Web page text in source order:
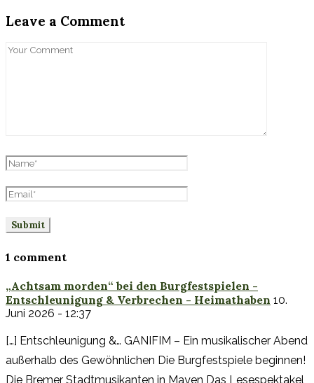
Leave a Comment
1 comment
„Achtsam morden“ bei den Burgfestspielen -
Entschleunigung & Verbrechen - Heimathaben 10.
Juni 2026 - 12:37
[…] Entschleunigung &… GANIFIM – Ein musikalischer Abend
außerhalb des Gewöhnlichen Die Burgfestspiele beginnen!
Die Bremer Stadtmusikanten in Mayen Das Lesespektakel